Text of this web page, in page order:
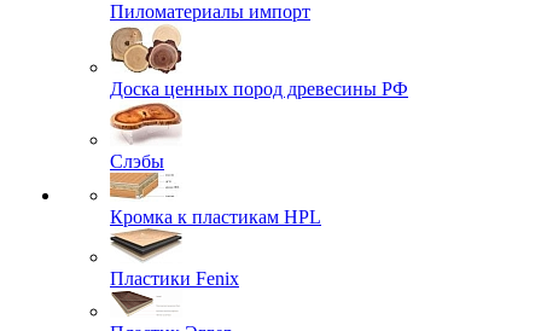
Пиломатериалы импорт
Доска ценных пород древесины РФ
Слэбы
Кромка к пластикам HPL
Пластики Fenix